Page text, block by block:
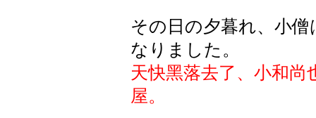
その日の夕暮れ、小
なりました。
天快黑落去了、小和尚
屋。